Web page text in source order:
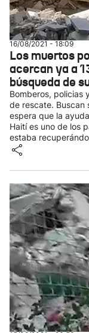
16/08/2021 - 18:09
Los muertos
acercan ya a
búsqueda de
Bomberos, policias
de rescate. Buscan
espera que la
Haití es uno de los
estaba